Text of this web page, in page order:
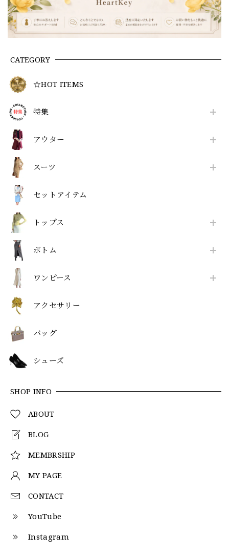
CATEGORY
☆HOT ITEMS
特集
アウター
スーツ
セットアイテム
トップス
ボトム
ワンピース
アクセサリー
バッグ
シューズ
SHOP INFO
ABOUT
BLOG
MEMBRSHIP
MY PAGE
CONTACT
YouTube
Instagram